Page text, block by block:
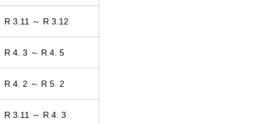
R 3.11 ～ R 3.12
R 4. 3 ～ R 4. 5
R 4. 2 ～ R 5. 2
R 3.11 ～ R 4. 3